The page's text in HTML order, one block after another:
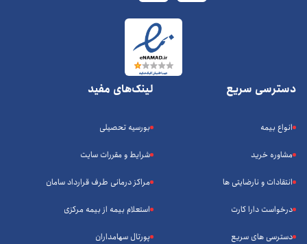
دسترسی سریع
انواع بیمه
مشاوره خرید
انتقادات و نارضایتی ها
درخواست دارا کارت
دسترسی های سریع
لینک‌های مفید
بورسیه تحصیلی
شرایط و مقررات سایت
مراکز درمانی طرف قرارداد سامان
استعلام بیمه از بیمه مرکزی
پورتال سهامداران